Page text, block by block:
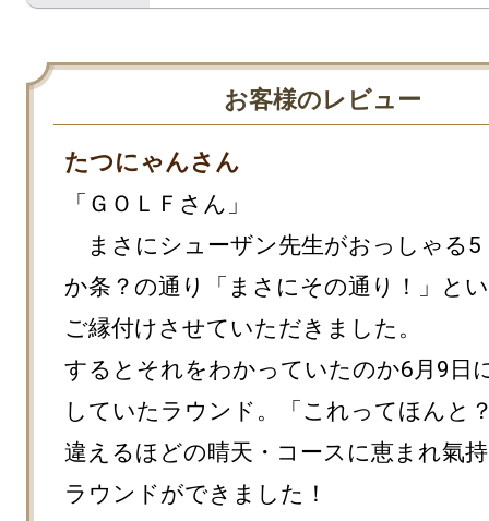
お客様のレビュー
たつにゃんさん
「ＧＯＬＦさん」
まさにシューザン先生がおっしゃる5
か条？の通り「まさにその通り！」と
ご縁付けさせていただきました。
するとそれをわかっていたのか6月9日
していたラウンド。「これってほんと
違えるほどの晴天・コースに恵まれ氣
ラウンドができました！